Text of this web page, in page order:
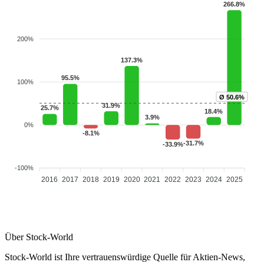
200%
100%
0%
-100%
25.7%
95.5%
-8.1%
31.9%
137.3%
3.9%
-33.9%-31.7%
18.4%
266.8%
2016 2017 2018 2019 2020 2021 2022 2023 2024 2025
Ø 50.6%
Über Stock-World
Stock-World ist Ihre vertrauenswürdige Quelle für Aktien-News,